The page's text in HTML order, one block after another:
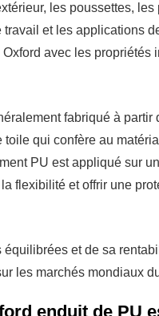
les poussettes,
et les applications
avec les
fabriqué à
toile qui confère au
PU est appliqué sur
flexibilité et offrir une
et de sa
les marchés mondiaux
enduit de PU